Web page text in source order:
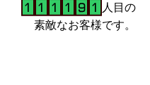
人目の
素敵なお客様です。